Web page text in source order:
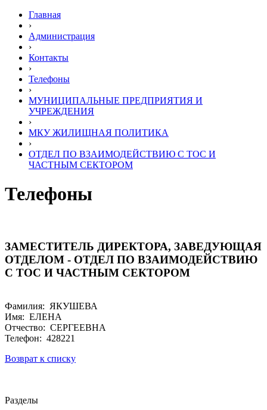
Главная
›
Администрация
›
Контакты
›
Телефоны
›
МУНИЦИПАЛЬНЫЕ ПРЕДПРИЯТИЯ И
УЧРЕЖДЕНИЯ
›
МКУ ЖИЛИЩНАЯ ПОЛИТИКА
›
ОТДЕЛ ПО ВЗАИМОДЕЙСТВИЮ С ТОС И
ЧАСТНЫМ СЕКТОРОМ
Телефоны
ЗАМЕСТИТЕЛЬ ДИРЕКТОРА, ЗАВЕДУЮЩАЯ
ОТДЕЛОМ - ОТДЕЛ ПО ВЗАИМОДЕЙСТВИЮ
С ТОС И ЧАСТНЫМ СЕКТОРОМ
Фамилия: ЯКУШЕВА
Имя: ЕЛЕНА
Отчество: СЕРГЕЕВНА
Телефон: 428221
Возврат к списку
Разделы